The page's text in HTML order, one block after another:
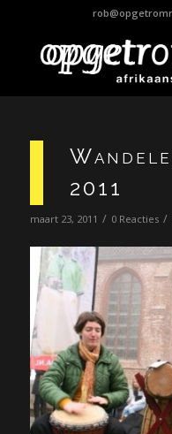
2011
maart 23, 2011 / 0 Reacties /